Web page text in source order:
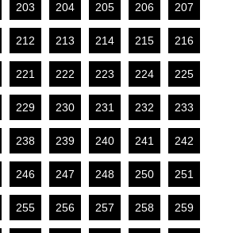
203 204 205 206 207
212 213 214 215 216
221 222 223 224 225
229 230 231 232 233
238 239 240 241 242
246 247 248 250 251
255 256 257 258 259